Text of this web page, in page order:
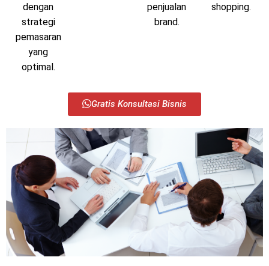
dengan
strategi
pemasaran
yang
optimal.
penjualan
brand.
shopping.
Gratis Konsultasi Bisnis